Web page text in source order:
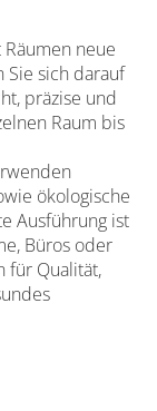
neue
Sie sich darauf
präzise und
Raum bis
ökologische
Ausführung ist
Büros oder
für Qualität,